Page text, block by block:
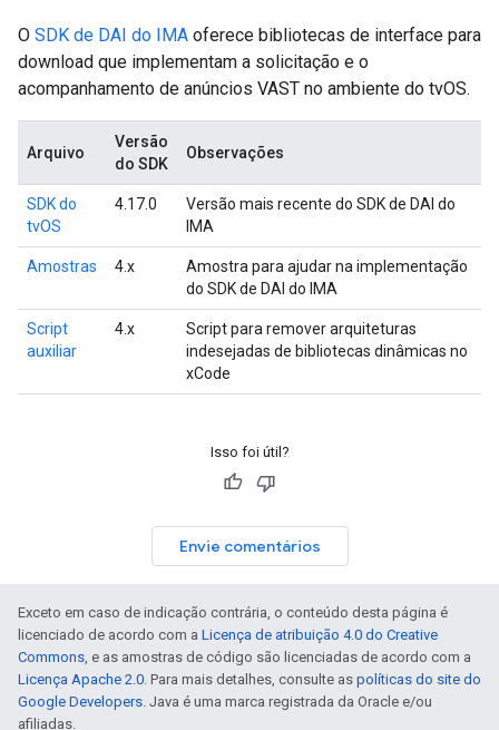
O SDK de DAI do IMA oferece bibliotecas de interface para
download que implementam a solicitação e o
acompanhamento de anúncios VAST no ambiente do tvOS.
Arquivo
Versão
do SDK
Observações
SDK do
tvOS
4.17.0
Versão mais recente do SDK de DAI do
IMA
Amostras 4.x
Amostra para ajudar na implementação
do SDK de DAI do IMA
Script
auxiliar
4.x
Script para remover arquiteturas
indesejadas de bibliotecas dinâmicas no
xCode
Isso foi útil?
Envie comentários
Exceto em caso de indicação contrária, o conteúdo desta página é
licenciado de acordo com a Licença de atribuição 4.0 do Creative
Commons, e as amostras de código são licenciadas de acordo com a
Licença Apache 2.0. Para mais detalhes, consulte as políticas do site do
Google Developers. Java é uma marca registrada da Oracle e/ou
afiliadas.